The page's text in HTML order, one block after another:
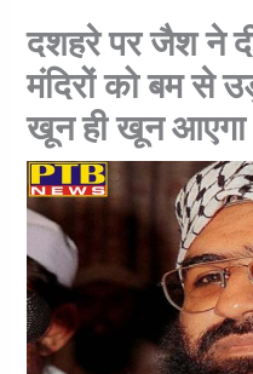
दशहरे पर जैश ने
मंदिरों को बम से
खून ही खून